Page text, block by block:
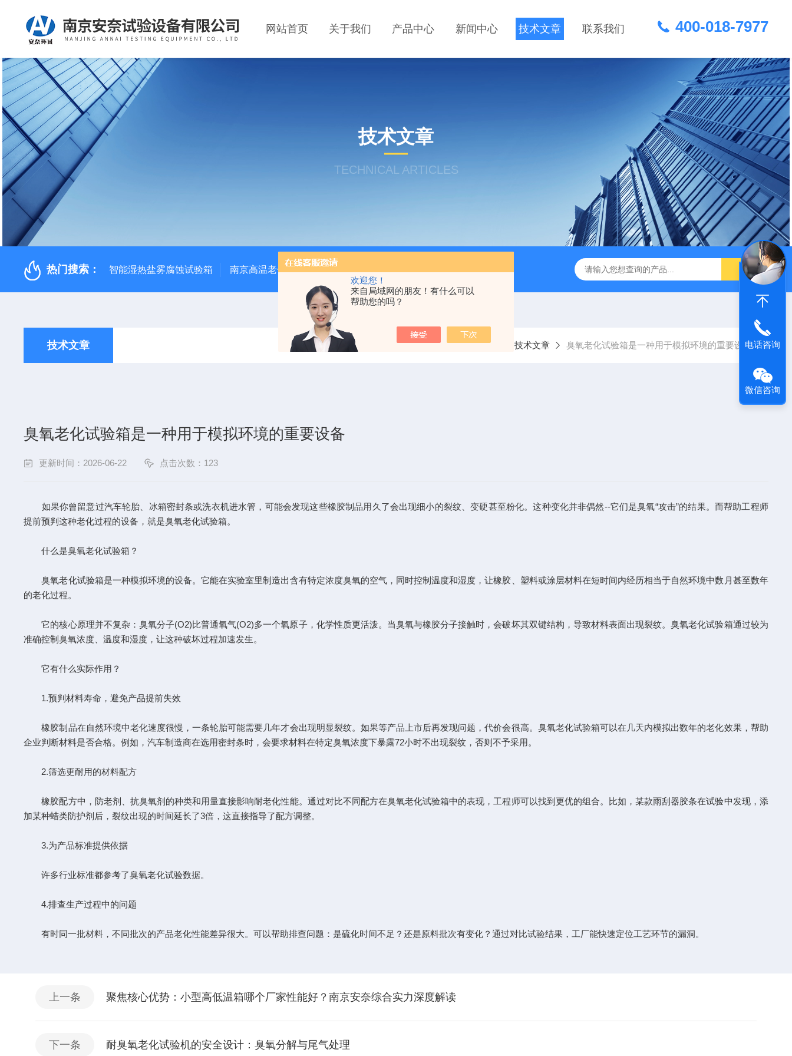
欢迎您！
来自局域网的朋友！有什么可以
帮助您的吗？
网站首页 关于我们 产品中心 新闻中心 技术文章 联系我们 400-018-7977
技术文章
TECHNICAL ARTICLES
热门搜索： 智能湿热盐雾腐蚀试验箱 南京高温老化房，南京老化房 高温老化试验箱 复合盐雾腐蚀试验箱 南京高低温
技术文章 当前位置：首页 技术文章 臭氧老化试验箱是一种用于模拟环境的重要设备
臭氧老化试验箱是一种用于模拟环境的重要设备
更新时间：2026-06-22 点击次数：123
如果你曾留意过汽车轮胎、冰箱密封条或洗衣机进水管，可能会发现这些橡胶制品用久了会出现细小的裂纹、变硬甚至粉化。这种变化并非偶然--它们是臭氧“攻击”的结果。而帮助工程师
提前预判这种老化过程的设备，就是臭氧老化试验箱。
什么是臭氧老化试验箱？
臭氧老化试验箱是一种模拟环境的设备。它能在实验室里制造出含有特定浓度臭氧的空气，同时控制温度和湿度，让橡胶、塑料或涂层材料在短时间内经历相当于自然环境中数月甚至数年
的老化过程。
它的核心原理并不复杂：臭氧分子(O2)比普通氧气(O2)多一个氧原子，化学性质更活泼。当臭氧与橡胶分子接触时，会破坏其双键结构，导致材料表面出现裂纹。臭氧老化试验箱通过较为
准确控制臭氧浓度、温度和湿度，让这种破坏过程加速发生。
它有什么实际作用？
1.预判材料寿命，避免产品提前失效
橡胶制品在自然环境中老化速度很慢，一条轮胎可能需要几年才会出现明显裂纹。如果等产品上市后再发现问题，代价会很高。臭氧老化试验箱可以在几天内模拟出数年的老化效果，帮助
企业判断材料是否合格。例如，汽车制造商在选用密封条时，会要求材料在特定臭氧浓度下暴露72小时不出现裂纹，否则不予采用。
2.筛选更耐用的材料配方
橡胶配方中，防老剂、抗臭氧剂的种类和用量直接影响耐老化性能。通过对比不同配方在臭氧老化试验箱中的表现，工程师可以找到更优的组合。比如，某款雨刮器胶条在试验中发现，添
加某种蜡类防护剂后，裂纹出现的时间延长了3倍，这直接指导了配方调整。
3.为产品标准提供依据
许多行业标准都参考了臭氧老化试验数据。
4.排查生产过程中的问题
有时同一批材料，不同批次的产品老化性能差异很大。可以帮助排查问题：是硫化时间不足？还是原料批次有变化？通过对比试验结果，工厂能快速定位工艺环节的漏洞。
上一条 聚焦核心优势：小型高低温箱哪个厂家性能好？南京安奈综合实力深度解读
下一条 耐臭氧老化试验机的安全设计：臭氧分解与尾气处理
电话咨询
微信咨询